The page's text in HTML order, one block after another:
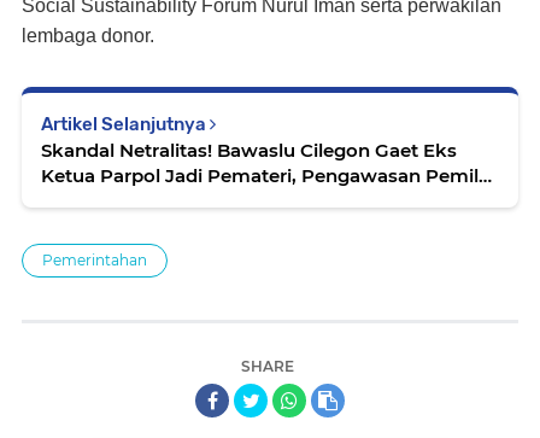
Social Sustainability Forum Nurul Iman serta perwakilan
lembaga donor.
Artikel Selanjutnya
Skandal Netralitas! Bawaslu Cilegon Gaet Eks
Ketua Parpol Jadi Pemateri, Pengawasan Pemilu
Pemerintahan
SHARE